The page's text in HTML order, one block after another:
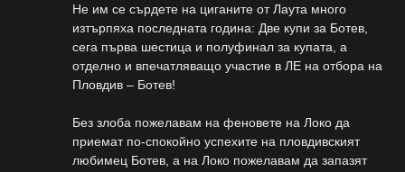
Не им се сърдете на циганите от Лаута много
изтърпяха последната година: Две купи за Ботев,
сега първа шестица и полуфинал за купата, а
отделно и впечатляващо участие в ЛЕ на отбора на
Пловдив – Ботев!
Без злоба пожелавам на феновете на Локо да
приемат по-спокойно успехите на пловдивският
любимец Ботев, а на Локо пожелавам да запазят